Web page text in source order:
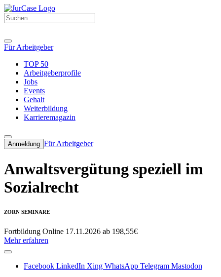
Für Arbeitgeber
TOP 50
Arbeitgeberprofile
Jobs
Events
Gehalt
Weiterbildung
Karrieremagazin
Anmeldung Für Arbeitgeber
Anwaltsvergütung speziell im
Sozialrecht
ZORN SEMINARE
Fortbildung Online 17.11.2026 ab 198,55€
Mehr erfahren
Facebook LinkedIn Xing WhatsApp Telegram Mastodon